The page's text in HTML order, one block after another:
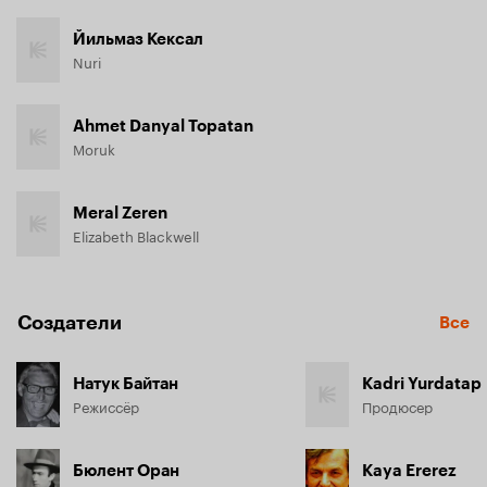
Йильмаз Кексал
Nuri
Ahmet Danyal Topatan
Moruk
Meral Zeren
Elizabeth Blackwell
Создатели Все
Натук Байтан
Режиссёр
Бюлент Оран
Kadri Yurdatap
Продюсер
Kaya Ererez